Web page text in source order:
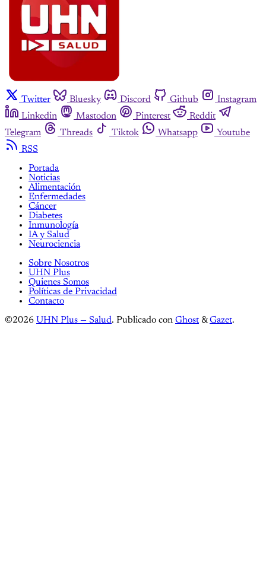
Twitter Bluesky Discord Github
Instagram
Linkedin
Mastodon Pinterest
Reddit
Telegram
Threads Tiktok Whatsapp
Youtube
RSS
Portada
Noticias
Alimentación
Enfermedades
Cáncer
Diabetes
Inmunología
IA y Salud
Neurociencia
Sobre Nosotros
UHN Plus
Quienes Somos
Políticas de Privacidad
Contacto
©2026 UHN Plus — Salud. Publicado con Ghost &Gazet.